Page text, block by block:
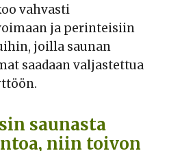
vahvasti
ja perinteisiin
joilla saunan
saadaan valjastettua
saunasta
niin toivon